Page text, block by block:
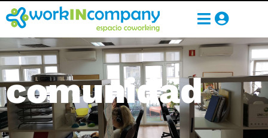
comunidad